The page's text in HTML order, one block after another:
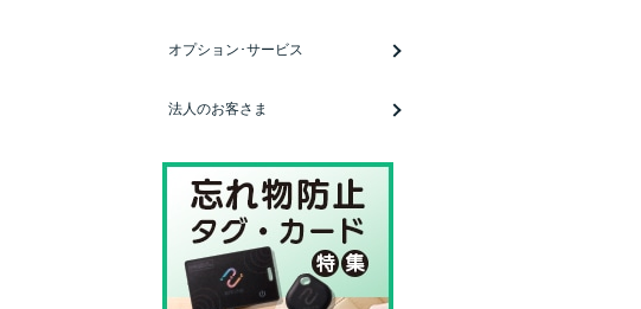
オプション･サービス
法人のお客さま